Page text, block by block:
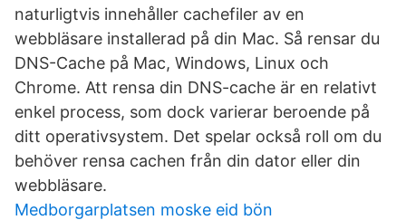
naturligtvis innehåller cachefiler av en
webbläsare installerad på din Mac. Så rensar du
DNS-Cache på Mac, Windows, Linux och
Chrome. Att rensa din DNS-cache är en relativt
enkel process, som dock varierar beroende på
ditt operativsystem. Det spelar också roll om du
behöver rensa cachen från din dator eller din
webbläsare.
Medborgarplatsen moske eid bön